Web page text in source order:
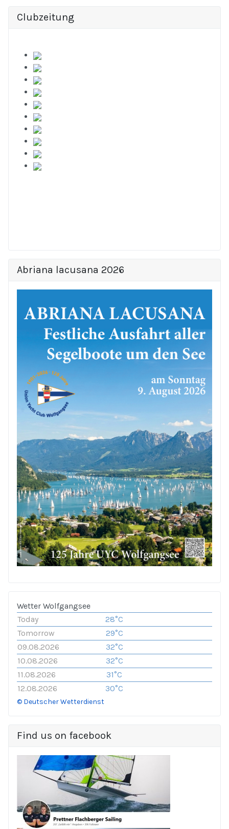
Clubzeitung
Abriana lacusana 2026
Wetter Wolfgangsee
Today
28°C
Tomorrow
29°C
09.08.2026
32°C
10.08.2026
32°C
11.08.2026
31°C
12.08.2026
30°C
© Deutscher Wetterdienst
Find us on facebook